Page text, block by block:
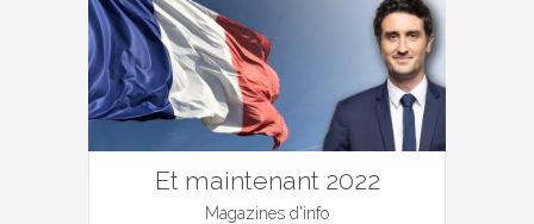
Et maintenant 2022
Magazines d'info